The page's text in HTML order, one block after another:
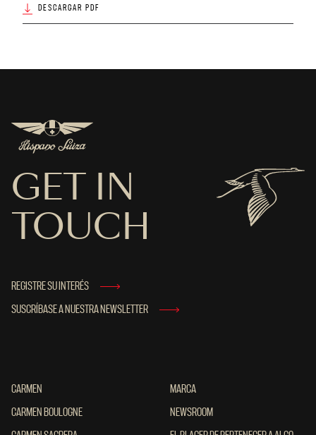
DESCARGAR PDF
GET IN
TOUCH
REGISTRE SU INTERÉS
SUSCRÍBASE A NUESTRA NEWSLETTER
CARMEN
CARMEN
CARMEN BOULOGNE
CARMEN BOULOGNE
MARCA
MARCA
NEWSROOM
NEWSROOM